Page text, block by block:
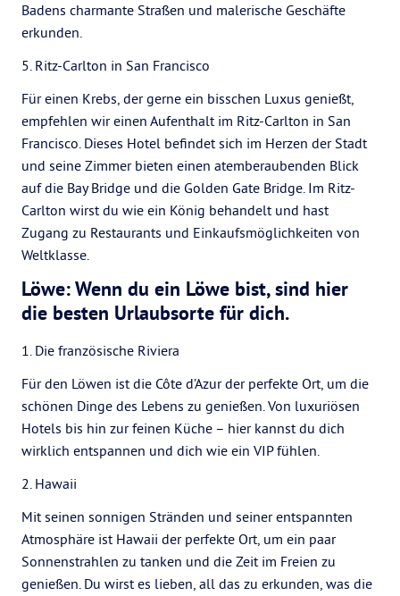
Badens charmante Straßen und malerische Geschäfte
erkunden.
5. Ritz-Carlton in San Francisco
Für einen Krebs, der gerne ein bisschen Luxus genießt,
empfehlen wir einen Aufenthalt im Ritz-Carlton in San
Francisco. Dieses Hotel befindet sich im Herzen der Stadt
und seine Zimmer bieten einen atemberaubenden Blick
auf die Bay Bridge und die Golden Gate Bridge. Im Ritz-
Carlton wirst du wie ein König behandelt und hast
Zugang zu Restaurants und Einkaufsmöglichkeiten von
Weltklasse.
Löwe: Wenn du ein Löwe bist, sind hier
die besten Urlaubsorte für dich.
1. Die französische Riviera
Für den Löwen ist die Côte d’Azur der perfekte Ort, um die
schönen Dinge des Lebens zu genießen. Von luxuriösen
Hotels bis hin zur feinen Küche – hier kannst du dich
wirklich entspannen und dich wie ein VIP fühlen.
2. Hawaii
Mit seinen sonnigen Stränden und seiner entspannten
Atmosphäre ist Hawaii der perfekte Ort, um ein paar
Sonnenstrahlen zu tanken und die Zeit im Freien zu
genießen. Du wirst es lieben, all das zu erkunden, was die